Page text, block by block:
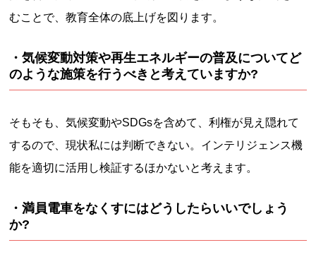
むことで、教育全体の底上げを図ります。
・気候変動対策や再生エネルギーの普及についてど
のような施策を行うべきと考えていますか?
そもそも、気候変動やSDGsを含めて、利権が見え隠れて
するので、現状私には判断できない。インテリジェンス機
能を適切に活用し検証するほかないと考えます。
・満員電車をなくすにはどうしたらいいでしょう
か?